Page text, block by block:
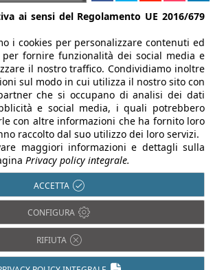
Per la tua pubblicità
Iscriviti alla
newsletter
presso il Tribunale di Milano al n° 63
3/2013 - ISSN 2282-2267
srl - P.IVA 13155920153 - Tutti i diritti
riservati |Privacy
ai sensi del Regolamento UE 2016/679
i cookies per personalizzare contenuti ed
per fornire funzionalità dei social media e
il nostro traffico. Condividiamo inoltre
sul modo in cui utilizza il nostro sito con
che si occupano di analisi dei dati
e social media, i quali potrebbero
con altre informazioni che ha fornito loro
raccolto dal suo utilizzo dei loro servizi.
maggiori informazioni e dettagli sulla
Privacy policy integrale.
ACCETTA
CONFIGURA
RIFIUTA